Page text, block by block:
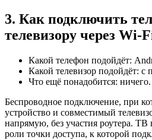
3. Как подключить
телевизору через Wi-
Какой телефон подойдёт:
Какой телевизор подойдёт:
Что ещё понадобится: ничего.
Беспроводное подключение, при
устройство и совместимый
напрямую, без участия роутера. ТВ
роли точки доступа, к которой